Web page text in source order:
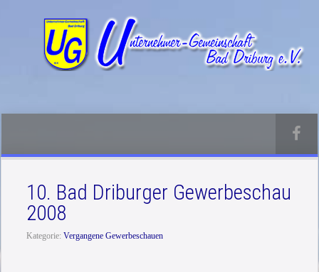
10. Bad Driburger Gewerbeschau
2008
Kategorie:Vergangene Gewerbeschauen